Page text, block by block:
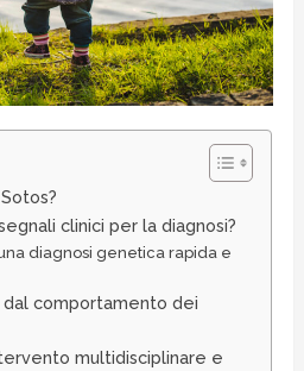
clinici per la diagnosi?
diagnosi genetica rapida e
comportamento dei
multidisciplinare e